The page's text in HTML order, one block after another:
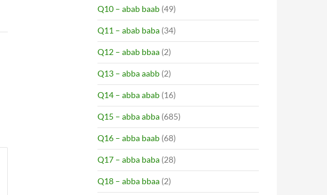
Q10 – abab baab (49)
Q11 – abab baba (34)
Q12 – abab bbaa (2)
Q13 – abba aabb (2)
Q14 – abba abab (16)
Q15 – abba abba (685)
Q16 – abba baab (68)
Q17 – abba baba (28)
Q18 – abba bbaa (2)